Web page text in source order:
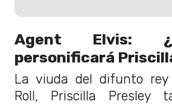
Agent Elvis:
personificará
La viuda del difunto rey
Roll, Priscilla Presley